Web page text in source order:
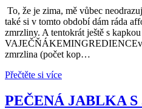
To, že je zima, mě vůbec
také si v tomto období dám ráda
zmrzliny. A tentokrát ještě s
zmrzlina (počet kop…
Přečtěte si více
PEČENÁ JABLKA